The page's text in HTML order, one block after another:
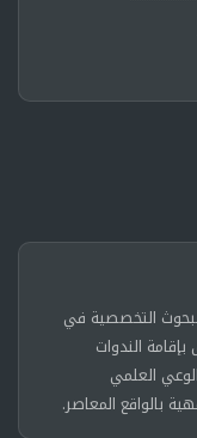
التخصصية في
الندوات
العلمي
بالواقع المعاصر.